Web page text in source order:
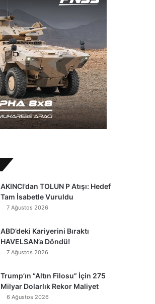
AKINCI’dan TOLUN P Atışı: Hedef
Tam İsabetle Vuruldu
7 Ağustos 2026
ABD’deki Kariyerini Bıraktı
HAVELSAN’a Döndü!
7 Ağustos 2026
Trump’ın “Altın Filosu” İçin 275
Milyar Dolarlık Rekor Maliyet
6 Ağustos 2026